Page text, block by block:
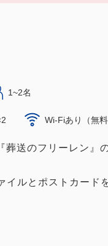
1~2名
Wi-Fiあり（無料
送のフリーレン』
イルとポストカード